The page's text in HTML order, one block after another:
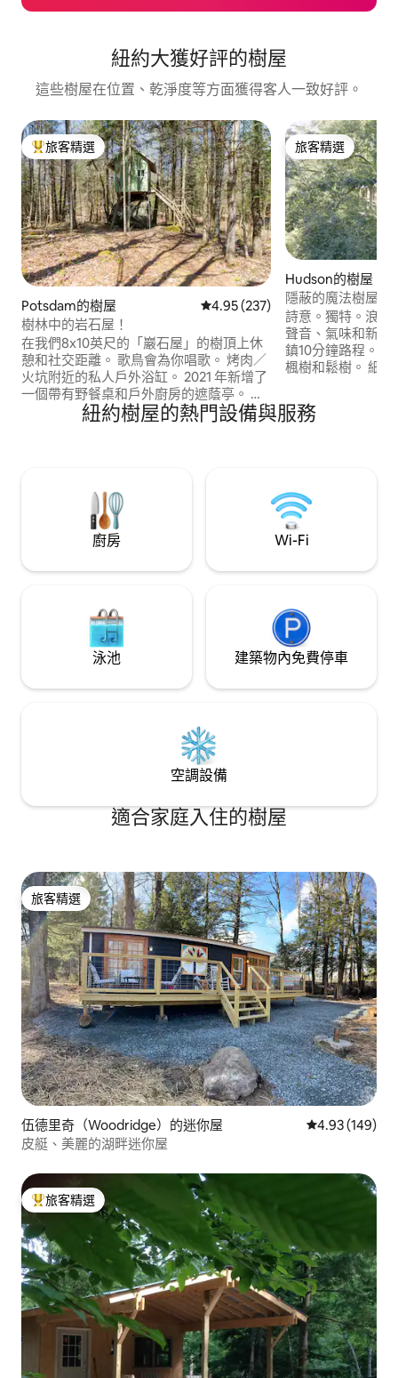
紐約大獲好評的樹屋
這些樹屋在位置、乾淨度等方面獲得客人一致好評。
旅客精選榜首
旅客精選
Potsdam的樹屋 從 237 則評價中獲得 4.95 的平均
4.95 (237)
樹林中的岩石屋！
在我們8x10英尺的「巖石屋」的樹頂上休
憩和社交距離。 歌鳥會為你唱歌。 烤肉／
火坑附近的私人戶外浴缸。 2021 年新增了
一個帶有野餐桌和戶外廚房的遮蔭亭。 芬
蘭蒸汽桑拿房和淋浴間於2019年秋季竣
工。漂亮的戶外廁所！ 5月至10月自助入
外和風景區。 可以攜帶寵物。我們歡迎多
旅客精選
旅客精選
Hudson的樹屋
隱蔽的魔法樹屋度
詩意。獨特。浪漫
聲音、氣味和新鮮
鎮10分鐘路程。 四周環繞著古老的橡樹、
楓樹和鬆樹。 細節比比皆是。簡單、簡約
自然，螢幕把它放
便利設施，以及一
紐約樹屋的熱門設備與服務
廚房 Wi-Fi
泳池 建築物內免費停車
空調設備
適合家庭入住的樹屋
旅客精選
旅客精選
伍德里奇（Woodridge）的迷你屋 從 149 則評價
4.93 (149)
皮艇、美麗的湖畔迷你屋
旅客精選榜首
旅客精選